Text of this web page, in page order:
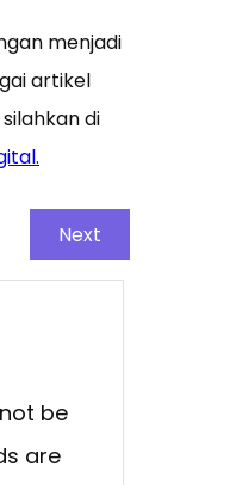
menjadi
artikel
di
Next
be
are